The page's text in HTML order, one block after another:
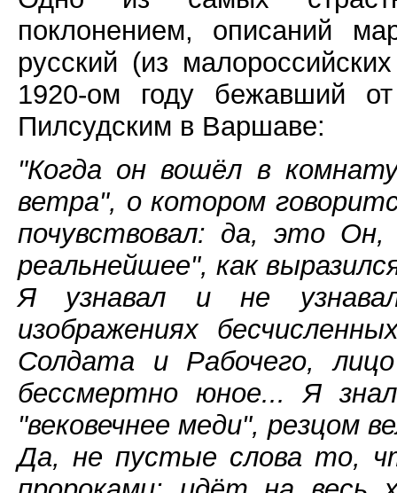
поклонением, описаний
русский (из
1920-ом году бежавший
Пилсудским в Варшаве:
"Когда он вошёл в
ветра", о котором
почувствовал: да, это
реальнейшее", как
Я узнавал и не
изображениях
Солдата и Рабочего,
бессмертно юное... Я
"вековечнее меди", резцом
Да, не пустые слова то,